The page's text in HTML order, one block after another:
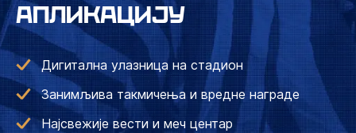
АПЛИКАЦИЈУ
Дигитална улазница на стадион
Занимљива такмичења и вредне награде
Најсвежије вести и меч центар